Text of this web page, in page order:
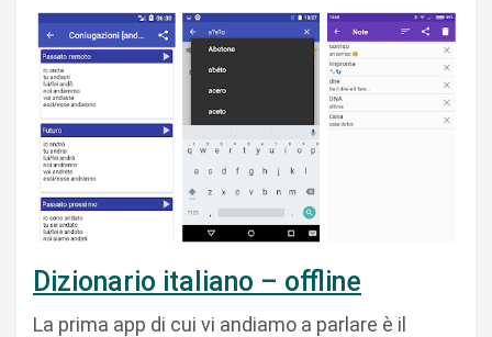
Dizionario italiano – offline
La prima app di cui vi andiamo a parlare è il